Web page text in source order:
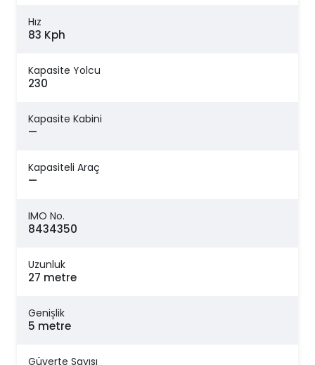
Hız
83 Kph
Kapasite Yolcu
230
Kapasite Kabini
—
Kapasiteli Araç
—
IMO No.
8434350
Uzunluk
27 metre
Genişlik
5 metre
Güverte Sayısı